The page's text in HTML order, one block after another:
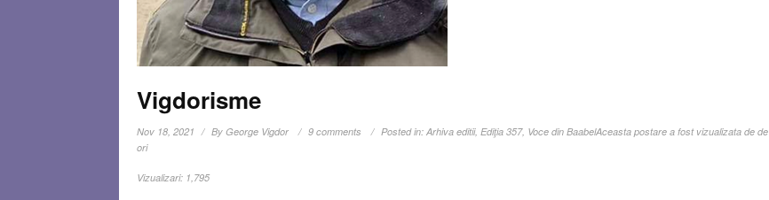
Vigdorisme
Nov 18, 2021 ByGeorge Vigdor 9 comments Posted in:Arhiva editii,Ediţia 357, Voce din BaabelAceasta postare a fost vizualizata de de
ori
Vizualizari: 1,795